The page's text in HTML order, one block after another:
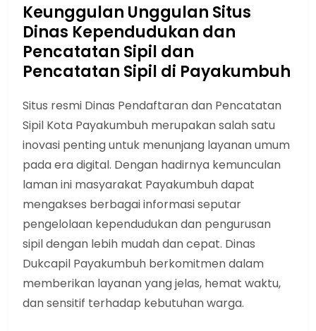
Keunggulan Unggulan Situs
Dinas Kependudukan dan
Pencatatan Sipil dan
Pencatatan Sipil di Payakumbuh
Situs resmi Dinas Pendaftaran dan Pencatatan
Sipil Kota Payakumbuh merupakan salah satu
inovasi penting untuk menunjang layanan umum
pada era digital. Dengan hadirnya kemunculan
laman ini masyarakat Payakumbuh dapat
mengakses berbagai informasi seputar
pengelolaan kependudukan dan pengurusan
sipil dengan lebih mudah dan cepat. Dinas
Dukcapil Payakumbuh berkomitmen dalam
memberikan layanan yang jelas, hemat waktu,
dan sensitif terhadap kebutuhan warga.